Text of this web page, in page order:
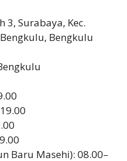
3, Surabaya, Kec.
Bengkulu
Baru Masehi): 08.00–